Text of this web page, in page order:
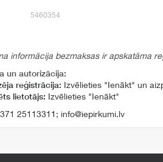
5460354
informācija bezmaksas ir apskatāma
un autorizācija:
reģistrācija: Izvēlieties "Ienākt" un
lietotājs: Izvēlieties "Ienākt"
25113311 ; info@iepirkumi.lv